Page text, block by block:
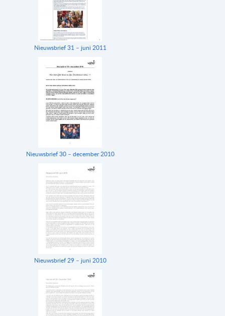
Nieuwsbrief 31 – juni 2011
Nieuwsbrief 30 – december 2010
Nieuwsbrief 29 – juni 2010